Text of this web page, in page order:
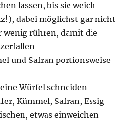
lassen, bis sie weich
dabei möglichst gar nicht
wenig rühren, damit die
und Safran portionsweise
Würfel schneiden
Kümmel, Safran, Essig
etwas einweichen